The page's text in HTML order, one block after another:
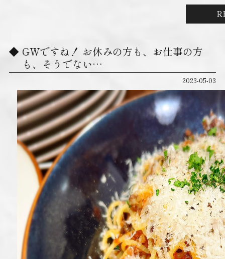
GWですね！ お休みの方も、お仕事の方
も、そうでない…
2023-05-03